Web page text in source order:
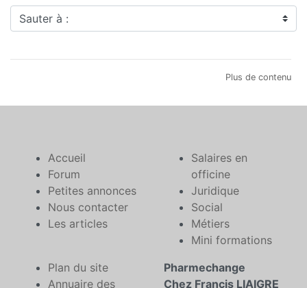
Sauter à :
Plus de contenu
Accueil
Forum
Petites annonces
Nous contacter
Les articles
Salaires en
officine
Juridique
Social
Métiers
Mini formations
Plan du site
Annuaire des
Pharmechange
Chez Francis LIAIGRE